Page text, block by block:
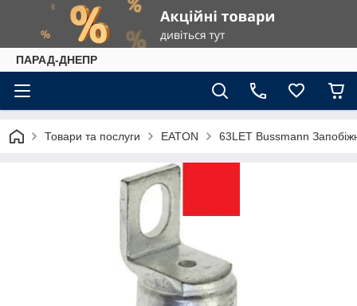
ПАРАД-ДНЕПР
Товари та послуги EATON 63LET Bussmann